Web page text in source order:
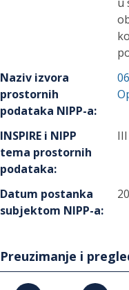
Naziv izvora
prostornih
podataka NIPP-a:
INSPIRE i NIPP
tema prostornih
podataka:
Datum postanka
subjektom NIPP-a:
Preuzimanje i